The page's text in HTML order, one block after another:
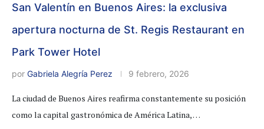
San Valentín en Buenos Aires: la exclusiva
apertura nocturna de St. Regis Restaurant en
Park Tower Hotel
por Gabriela Alegría Perez 9 febrero, 2026
La ciudad de Buenos Aires reafirma constantemente su posición
como la capital gastronómica de América Latina, …